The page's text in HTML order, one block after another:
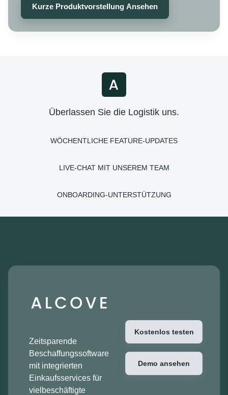
Kurze Produktvorstellung Ansehen
Überlassen Sie die Logistik uns.
WÖCHENTLICHE FEATURE-UPDATES
LIVE-CHAT MIT UNSEREM TEAM
ONBOARDING-UNTERSTÜTZUNG
Zeitsparende
Beschaffungssoftware
mit integrierten
Einkaufsservices für
vielbeschäftigte
Kostenlos testen
Demo ansehen